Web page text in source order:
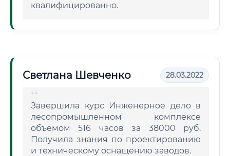
квалифицированно.
Светлана Шевченко 28.03.2022
Завершила курс Инженерное дело в
лесопромышленном комплексе
объемом 516 часов за 38000 руб.
Получила знания по проектированию
и техническому оснащению заводов.